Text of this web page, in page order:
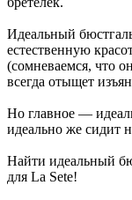
Идеальный
естественную
(сомневаемся, что
всегда отыщет
Но главное —
идеально же сидит
Найти идеальный
для La Sete!